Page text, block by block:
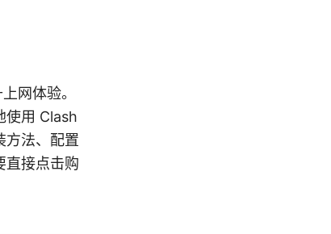
网体验。
使用 Clash
方法、配置
直接点击购